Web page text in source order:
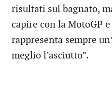
risultati sul bagnato,
capire con la MotoGP
rappresenta sempre
meglio l’asciutto”.